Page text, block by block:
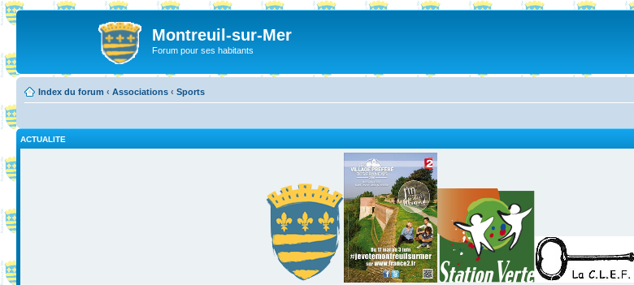
Montreuil-sur-Mer
Forum pour ses habitants
Index du forum ‹ Associations ‹ Sports
ACTUALITE